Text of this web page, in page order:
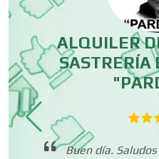
Centros de
Centros de
Centros
ALQUILER
SASTRERÍA
Buen día.